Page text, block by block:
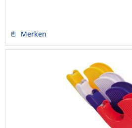
Merken